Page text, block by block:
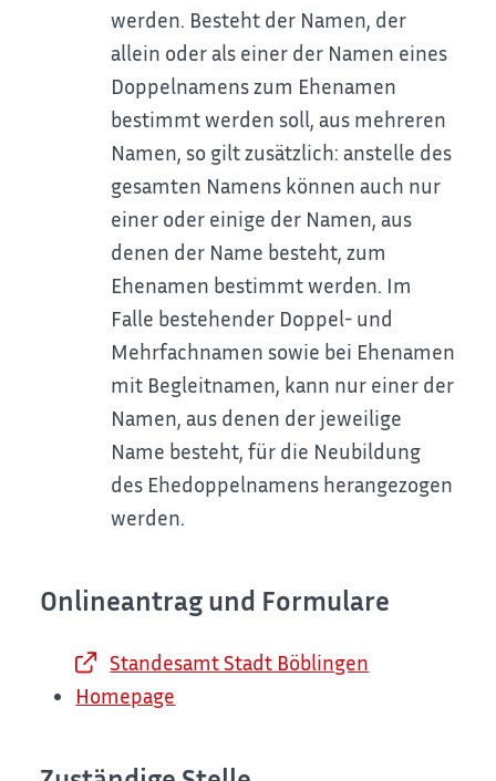
werden. Besteht der Namen, der
allein oder als einer der Namen eines
Doppelnamens zum Ehenamen
bestimmt werden soll, aus mehreren
Namen, so gilt zusätzlich: anstelle des
gesamten Namens können auch nur
einer oder einige der Namen, aus
denen der Name besteht, zum
Ehenamen bestimmt werden. Im
Falle bestehender Doppel- und
Mehrfachnamen sowie bei Ehenamen
mit Begleitnamen, kann nur einer der
Namen, aus denen der jeweilige
Name besteht, für die Neubildung
des Ehedoppelnamens herangezogen
werden.
Onlineantrag und Formulare
Standesamt Stadt Böblingen
Homepage